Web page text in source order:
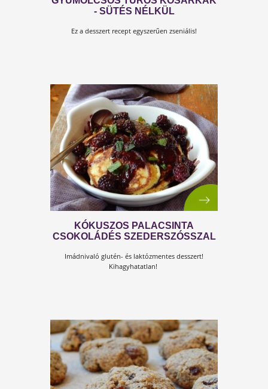
Imádnivaló gyümölcsös desszert!
CSOKIPUDING AVOKÁDÓVAL
Nem esti nasi! :-)